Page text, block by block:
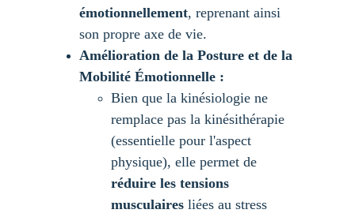
émotionnellement, reprenant ainsi
son propre axe de vie.
Amélioration de la Posture et de la
Mobilité Émotionnelle :
Bien que la kinésiologie ne
remplace pas la kinésithérapie
(essentielle pour l'aspect
physique), elle permet de
réduire les tensions
musculaires liées au stress